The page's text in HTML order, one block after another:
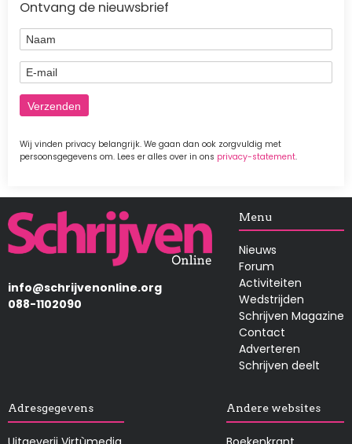
Ontvang de nieuwsbrief
Naam
E-mail
Wij vinden privacy belangrijk. We gaan dan ook zorgvuldig met
persoonsgegevens om. Lees er alles over in ons privacy-statement.
Afbeelding
info@schrijvenonline.org
088-1102090
Menu
Nieuws
Forum
Activiteiten
Wedstrijden
Schrijven Magazine
Contact
Adverteren
Schrijven deelt
Adresgegevens Andere websites